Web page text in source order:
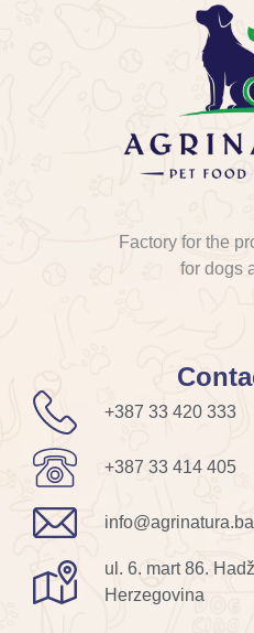
Factory for the
for dogs
+387 33 420 333
+387 33 414 405
info@agrinatura.ba
ul. 6. mart 86.
Herzegovina